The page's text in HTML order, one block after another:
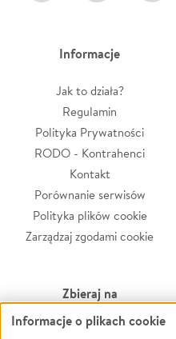
Informacje
Jak to działa?
Regulamin
Polityka Prywatności
RODO - Kontrahenci
Kontakt
Porównanie serwisów
Polityka plików cookie
Zarządzaj zgodami cookie
Zbieraj na
Leczenie
Informacje o plikach cookie